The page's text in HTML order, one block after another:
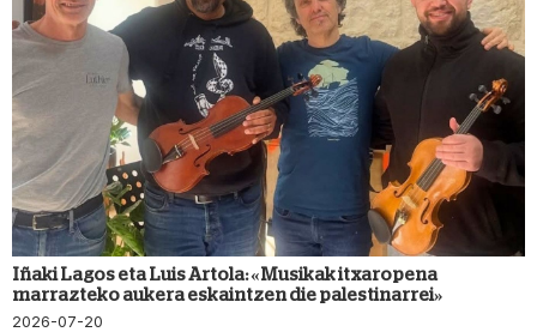
Iñaki Lagos eta Luis Artola: «Musikak itxaropena
marrazteko aukera eskaintzen die palestinarrei»
2026-07-20